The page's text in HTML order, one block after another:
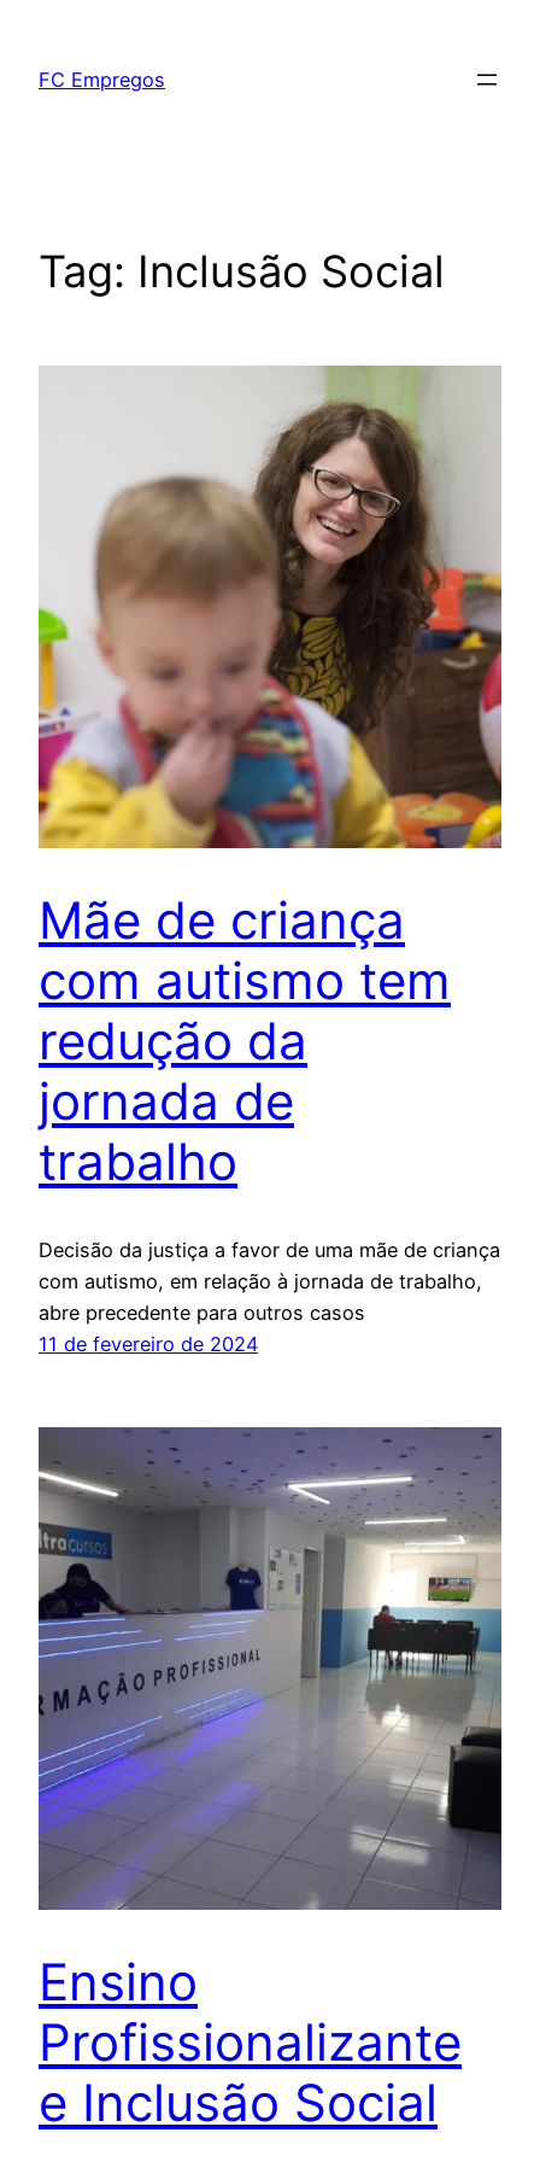
FC Empregos
Tag: Inclusão Social
Mãe de criança
com autismo tem
redução da
jornada de
trabalho
Decisão da justiça a favor de uma mãe de criança
com autismo, em relação à jornada de trabalho,
abre precedente para outros casos
11 de fevereiro de 2024
Ensino
Profissionalizante
e Inclusão Social